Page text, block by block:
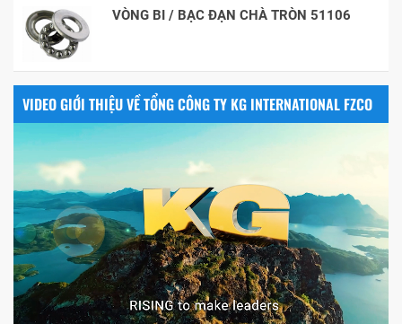
VÒNG BI / BẠC ĐẠN CHÀ TRÒN 51106
VIDEO GIỚI THIỆU VỀ TỔNG CÔNG TY KG INTERNATIONAL FZCO